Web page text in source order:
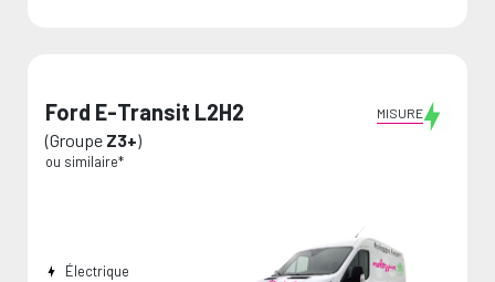
Ford E-Transit L2H2
(Groupe Z3+)
ou similaire*
MISURE
Électrique